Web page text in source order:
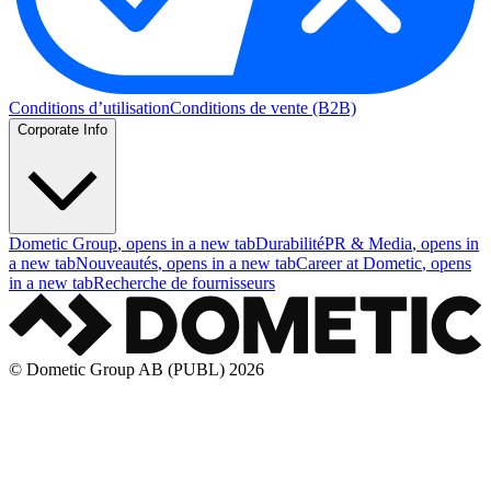
Conditions d’utilisationConditions de vente (B2B)
Corporate Info
Dometic Group, opens in a new tabDurabilitéPR & Media, opens in
a new tabNouveautés, opens in a new tabCareer at Dometic, opens
in a new tabRecherche de fournisseurs
© Dometic Group AB (PUBL) 2026